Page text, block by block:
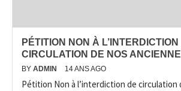
PÉTITION NON À L’INTERDICTION
CIRCULATION DE NOS
BY ADMIN 14 ANS AGO
Pétition Non à l’interdiction de circulation